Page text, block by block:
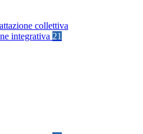
collettiva
integrativa 21